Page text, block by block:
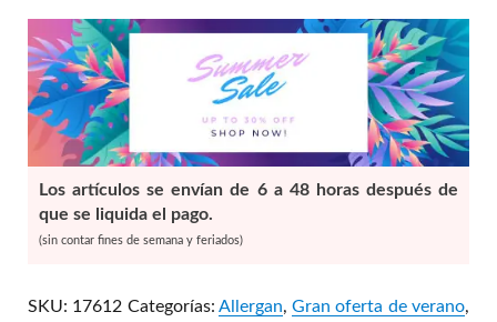
1ml)
cantidad
Los artículos se envían de 6 a 48 horas después de
que se liquida el pago.
(sin contar fines de semana y feriados)
SKU: 17612 Categorías: Allergan,Gran oferta de verano,